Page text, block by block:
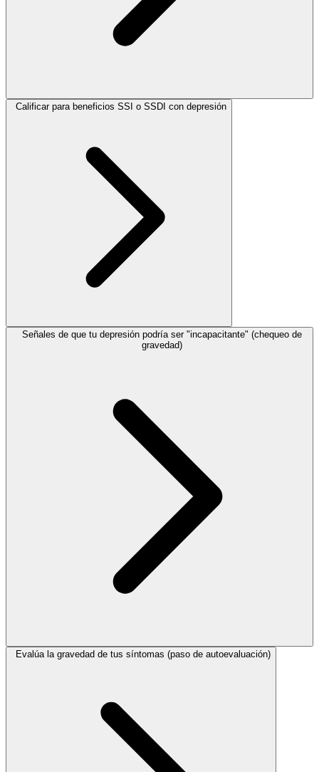
Calificar para beneficios SSI o SSDI con depresión
Señales de que tu depresión podría ser "incapacitante" (chequeo de
gravedad)
Evalúa la gravedad de tus síntomas (paso de autoevaluación)